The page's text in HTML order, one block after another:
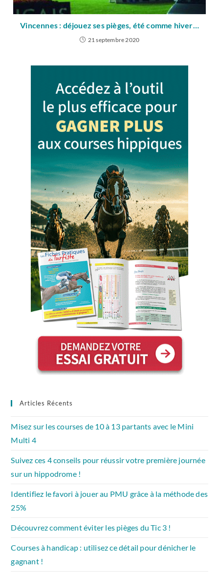
Vincennes : déjouez ses pièges, été comme hiver…
21 septembre 2020
Articles Récents
Misez sur les courses de 10 à 13 partants avec le Mini
Multi 4
Suivez ces 4 conseils pour réussir votre première journée
sur un hippodrome !
Identifiez le favori à jouer au PMU grâce à la méthode des
25%
Découvrez comment éviter les pièges du Tic 3 !
Courses à handicap : utilisez ce détail pour dénicher le
gagnant !